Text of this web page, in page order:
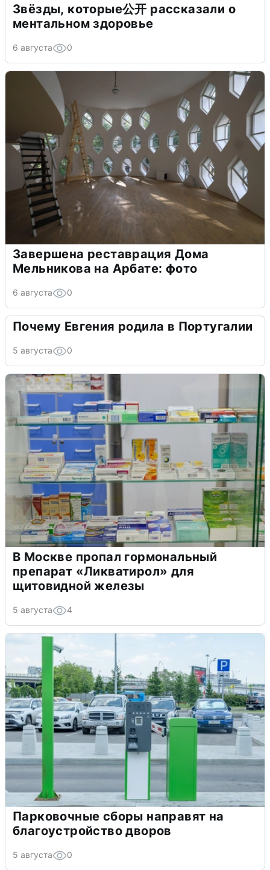
Звёзды, которые公开 рассказали о
ментальном здоровье
6 августа 0
Завершена реставрация Дома
Мельникова на Арбате: фото
6 августа 0
Почему Евгения родила в Португалии
5 августа 0
В Москве пропал гормональный
препарат «Ликватирол» для
щитовидной железы
5 августа 4
Парковочные сборы направят на
благоустройство дворов
5 августа 0